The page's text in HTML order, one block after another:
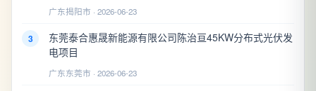
广东揭阳市 · 2026-06-23
3
东莞泰合惠晟新能源有限公司陈治亘45KW分布式光伏发
电项目
广东东莞市 · 2026-06-23